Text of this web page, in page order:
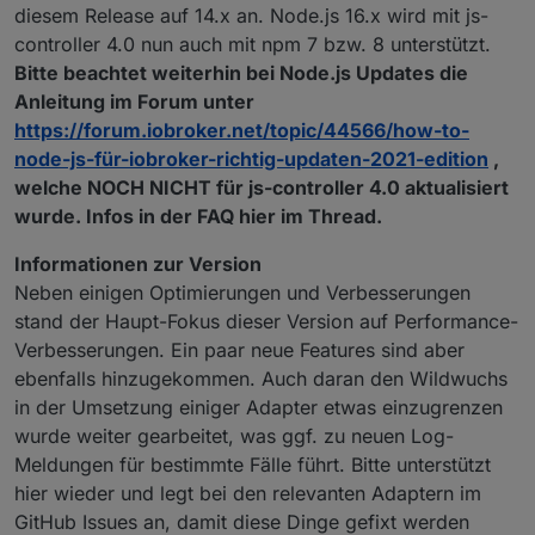
diesem Release auf 14.x an. Node.js 16.x wird mit js-
controller 4.0 nun auch mit npm 7 bzw. 8 unterstützt.
Bitte beachtet weiterhin bei Node.js Updates die
Anleitung im Forum unter
https://forum.iobroker.net/topic/44566/how-to-
node-js-für-iobroker-richtig-updaten-2021-edition ,
welche NOCH NICHT für js-controller 4.0 aktualisiert
wurde. Infos in der FAQ hier im Thread.
Informationen zur Version
Neben einigen Optimierungen und Verbesserungen
stand der Haupt-Fokus dieser Version auf Performance-
Verbesserungen. Ein paar neue Features sind aber
ebenfalls hinzugekommen. Auch daran den Wildwuchs
in der Umsetzung einiger Adapter etwas einzugrenzen
wurde weiter gearbeitet, was ggf. zu neuen Log-
Meldungen für bestimmte Fälle führt. Bitte unterstützt
hier wieder und legt bei den relevanten Adaptern im
GitHub Issues an, damit diese Dinge gefixt werden